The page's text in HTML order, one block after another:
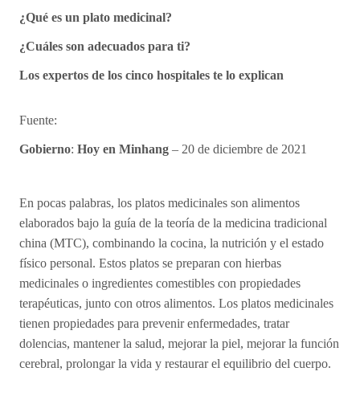
¿Qué es un plato medicinal?
¿Cuáles son adecuados para ti?
Los expertos de los cinco hospitales te lo explican
Fuente:
Gobierno: Hoy en Minhang – 20 de diciembre de 2021
En pocas palabras, los platos medicinales son alimentos
elaborados bajo la guía de la teoría de la medicina tradicional
china (MTC), combinando la cocina, la nutrición y el estado
físico personal. Estos platos se preparan con hierbas
medicinales o ingredientes comestibles con propiedades
terapéuticas, junto con otros alimentos. Los platos medicinales
tienen propiedades para prevenir enfermedades, tratar
dolencias, mantener la salud, mejorar la piel, mejorar la función
cerebral, prolongar la vida y restaurar el equilibrio del cuerpo.